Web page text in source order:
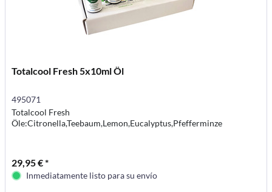
Totalcool Fresh 5x10ml Öl
495071
Totalcool Fresh
Öle:Citronella,Teebaum,Lemon,Eucalyptus,Pfefferminze
29,95 € *
Inmediatamente listo para su envío